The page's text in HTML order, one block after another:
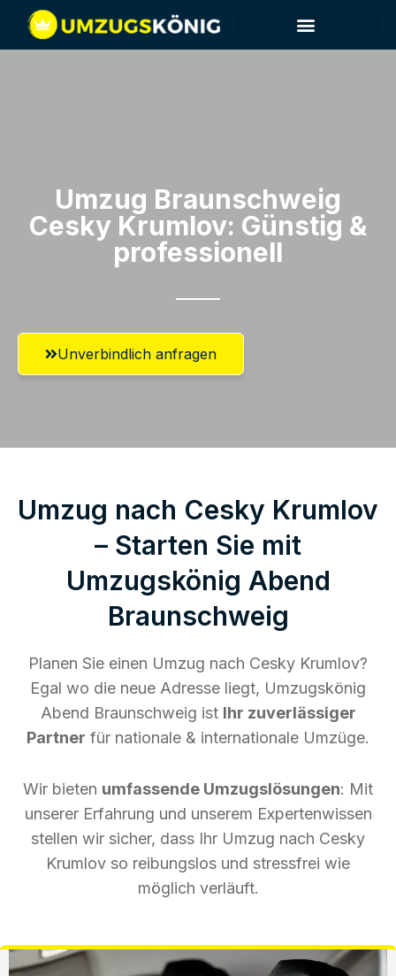
Umzug Braunschweig​
Cesky Krumlov: Günstig &
professionell​
Unverbindlich anfragen
Umzug nach Cesky Krumlov
– Starten Sie mit
Umzugskönig Abend
Braunschweig
Planen Sie einen Umzug nach Cesky Krumlov?
Egal wo die neue Adresse liegt, Umzugskönig
Abend Braunschweig ist Ihr zuverlässiger
Partner für nationale & internationale Umzüge.
Wir bieten umfassende Umzugslösungen: Mit
unserer Erfahrung und unserem Expertenwissen
stellen wir sicher, dass Ihr Umzug nach Cesky
Krumlov so reibungslos und stressfrei wie
möglich verläuft.